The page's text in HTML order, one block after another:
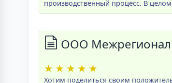
производственный процесс. В
ООО
★ ★ ★ ★ ★
Хотим поделиться своим